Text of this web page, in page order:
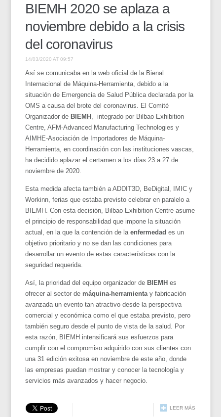
BIEMH 2020 se aplaza a
noviembre debido a la crisis
del coronavirus
14/03/2020 AT 09:57
Así se comunicaba en la web oficial de la Bienal
Internacional de Máquina-Herramienta, debido a la
situación de Emergencia de Salud Pública declarada por la
OMS a causa del brote del coronavirus. El Comité
Organizador de BIEMH , integrado por Bilbao Exhibition
Centre, AFM-Advanced Manufacturing Technologies y
AIMHE-Asociación de Importadores de Máquina-
Herramienta, en coordinación con las instituciones vascas,
ha decidido aplazar el certamen a los días 23 a 27 de
noviembre de 2020.
Esta medida afecta también a ADDIT3D, BeDigital, IMIC y
Workinn, ferias que estaba previsto celebrar en paralelo a
BIEMH. Con esta decisión, Bilbao Exhibition Centre asume
el principio de responsabilidad que impone la situación
actual, en la que la contención de laenfermedad es un
objetivo prioritario y no se dan las condiciones para
desarrollar un evento de estas características con la
seguridad requerida.
Así, la prioridad del equipo organizador de BIEMH es
ofrecer al sector de máquina-herramienta y fabricación
avanzada un evento tan atractivo desde la perspectiva
comercial y económica como el que estaba previsto, pero
también seguro desde el punto de vista de la salud. Por
esta razón, BIEMH intensificará sus esfuerzos para
cumplir con el compromiso adquirido con sus clientes con
una 31 edición exitosa en noviembre de este año, donde
las empresas puedan mostrar y conocer la tecnología y
servicios más avanzados y hacer negocio.
LEER MÁS